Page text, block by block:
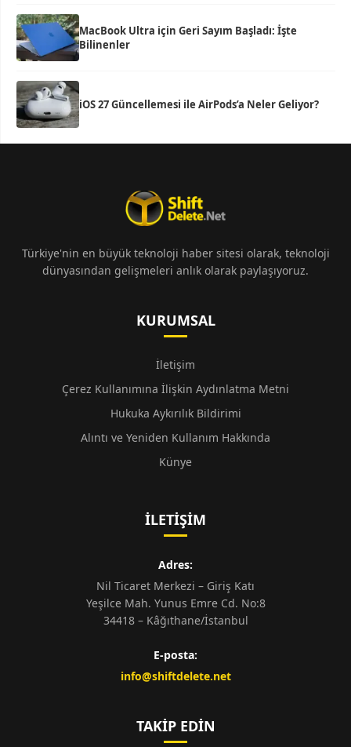
MacBook Ultra için Geri Sayım Başladı: İşte
Bilinenler
iOS 27 Güncellemesi ile AirPods’a Neler Geliyor?
Türkiye'nin en büyük teknoloji haber sitesi olarak, teknoloji
dünyasından gelişmeleri anlık olarak paylaşıyoruz.
KURUMSAL
İletişim
Çerez Kullanımına İlişkin Aydınlatma Metni
Hukuka Aykırılık Bildirimi
Alıntı ve Yeniden Kullanım Hakkında
Künye
İLETIŞIM
Adres:
Nil Ticaret Merkezi – Giriş Katı
Yeşilce Mah. Yunus Emre Cd. No:8
34418 – Kâğıthane/İstanbul
E-posta:
info@shiftdelete.net
TAKIP EDIN